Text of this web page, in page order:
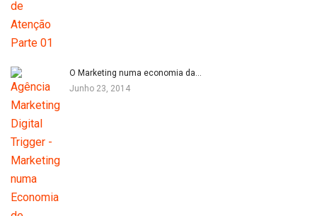
O Marketing numa economia da…
Junho 23, 2014